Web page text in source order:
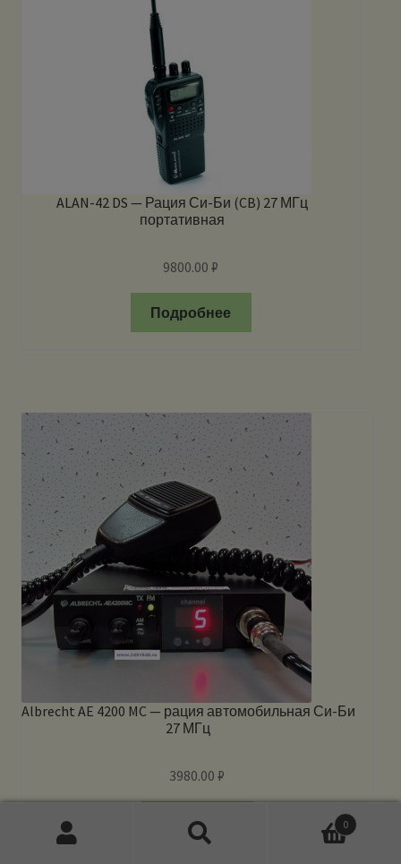
ALAN-42 DS — Рация Си-Би (CB) 27 МГц
портативная
9800.00₽
Подробнее
Albrecht AE 4200 MC — рация автомобильная Си-Би
27 МГц
3980.00₽
В корзину 0